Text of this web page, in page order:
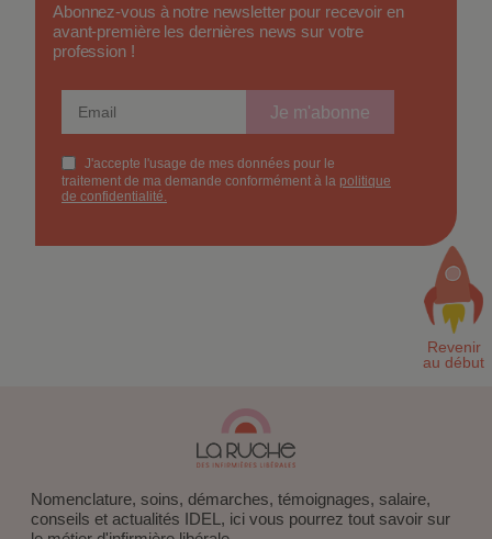
Abonnez-vous à notre newsletter pour recevoir en
avant-première les dernières news sur votre
profession !
Nomenclature, soins, démarches, témoignages, salaire,
conseils et actualités IDEL, ici vous pourrez tout savoir sur